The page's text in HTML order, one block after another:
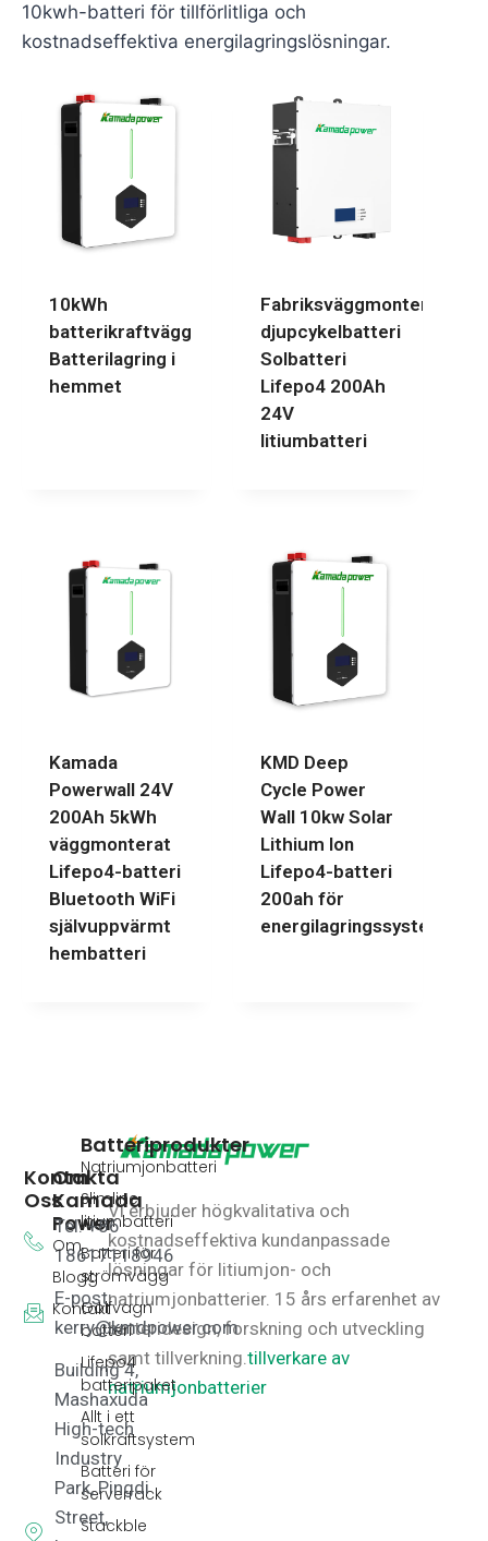
10kwh-batteri för tillförlitliga och
kostnadseffektiva energilagringslösningar.
10kWh
batterikraftvägg
Batterilagring i
hemmet
Fabriksväggmonterat
djupcykelbatteri
Solbatteri
Lifepo4 200Ah
24V
litiumbatteri
Kamada
Powerwall 24V
200Ah 5kWh
väggmonterat
Lifepo4-batteri
Bluetooth WiFi
självuppvärmt
hembatteri
KMD Deep
Cycle Power
Wall 10kw Solar
Lithium Ion
Lifepo4-batteri
200ah för
energilagringssystem
Vi erbjuder högkvalitativa och
kostnadseffektiva kundanpassade
lösningar för litiumjon- och
natriumjonbatterier. 15 års erfarenhet av
batteridesign, forskning och utveckling
samt tillverkning.tillverkare av
natriumjonbatterier
Batteriprodukter
Natriumjonbatteri
Slimline
litiumbatteri
Batteri för
strömvägg
Golfvagn
batteri
Lifepo4
batteripaket
Allt i ett
solkraftsystem
Batteri för
serverrack
Stackble
Om
Kamada
Power
Om
Blogg
Kontakt
Kontakta
Oss
Tel: +86
18617118946
E-post:
kerry@kmdpower.com
Building 4,
Mashaxuda
High-tech
Industry
Park, Pingdi
Street,